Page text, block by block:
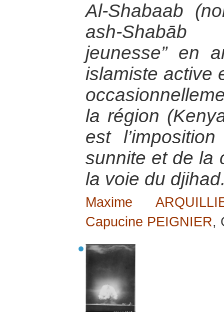
Al-Shabaab
ash-
jeunesse” en
islamiste active
la région
est
sunnite et de la
la voie du
Maxime
Capucine PEIGNIER,